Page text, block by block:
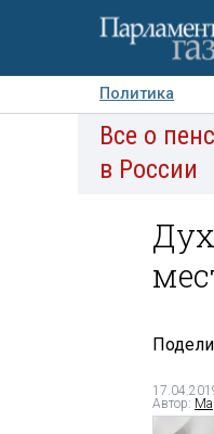
Политика
Авторы
Все о
в России
Автор: